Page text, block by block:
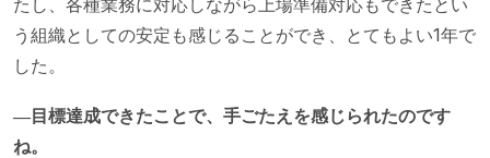
う組織としての安定も感じることができ、とてもよい1年で
した。
―目標達成できたことで、手ごたえを感じられたのです
ね。